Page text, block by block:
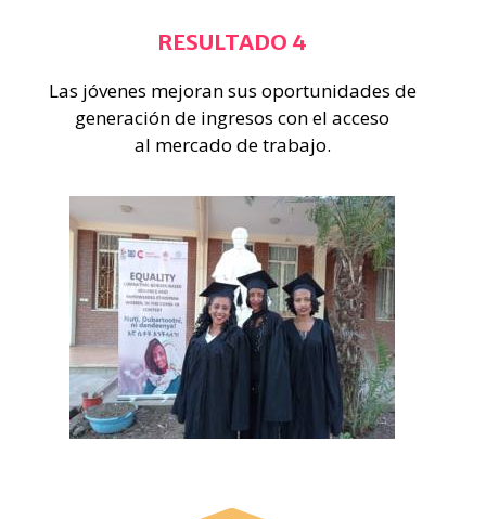
RESULTADO 4
Las jóvenes mejoran sus oportunidades de
generación de ingresos con el acceso
al mercado de trabajo.